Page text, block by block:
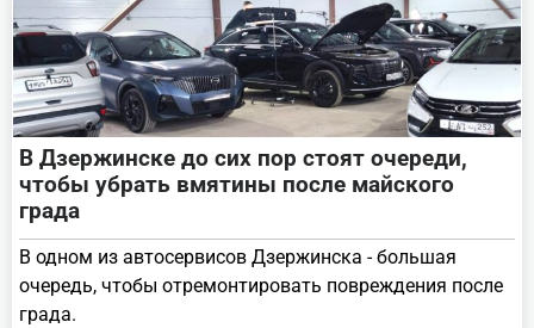
В Дзержинске до сих пор стоят очереди,
чтобы убрать вмятины после майского
града
В одном из автосервисов Дзержинска - большая
очередь, чтобы отремонтировать повреждения после
града.